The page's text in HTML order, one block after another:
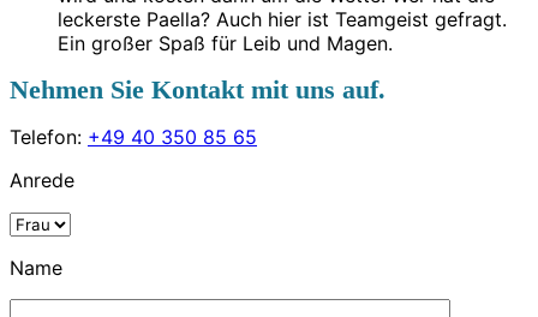
leckerste Paella? Auch hier ist Teamgeist gefragt.
Ein großer Spaß für Leib und Magen.
Nehmen Sie Kontakt mit uns auf.
Telefon: +49 40 350 85 65
Anrede
Name